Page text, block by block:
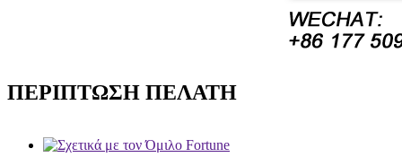
ΠΕΡΙΠΤΩΣΗ ΠΕΛΑΤΗ